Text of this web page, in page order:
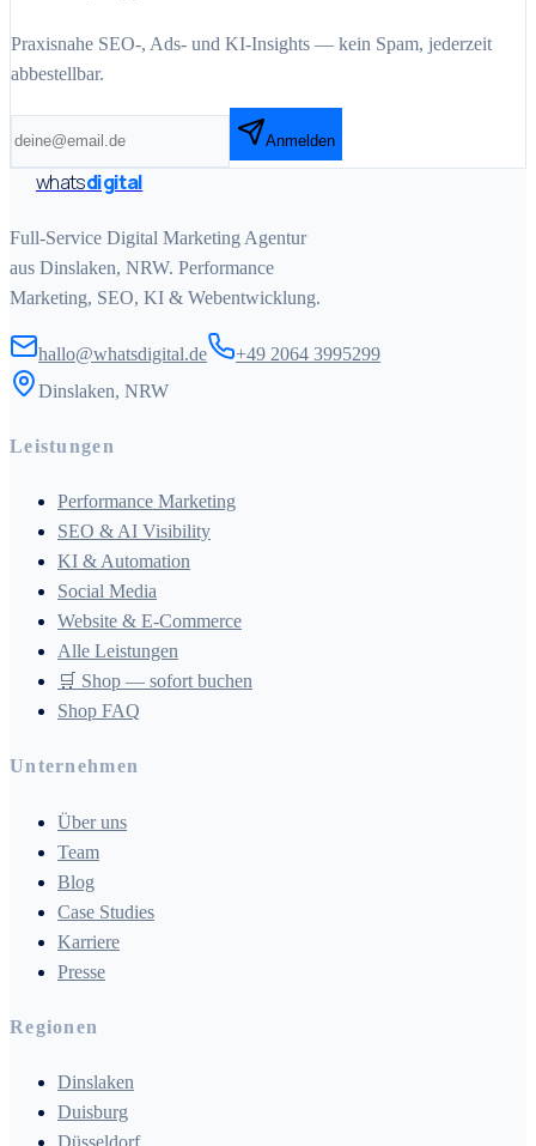
Praxisnahe SEO-, Ads- und KI-Insights — kein Spam, jederzeit
abbestellbar.
Anmelden
whatsdigital
Full-Service Digital Marketing Agentur
aus Dinslaken, NRW. Performance
Marketing, SEO, KI & Webentwicklung.
hallo@whatsdigital.de
+49 2064 3995299
Dinslaken, NRW
Leistungen
Performance Marketing
SEO & AI Visibility
KI & Automation
Social Media
Website & E-Commerce
Alle Leistungen
🛒 Shop — sofort buchen
Shop FAQ
Unternehmen
Über uns
Team
Blog
Case Studies
Karriere
Presse
Regionen
Dinslaken
Duisburg
Düsseldorf